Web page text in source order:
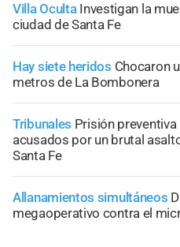
Villa Oculta Investigan la
ciudad de Santa Fe
Hay siete heridos Chocaron
metros de La Bombonera
Tribunales Prisión
acusados por un brutal
Santa Fe
Allanamientos simultáneos
megaoperativo contra el